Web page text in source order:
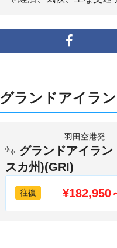
グランドアイラ
羽田空港発
グランドアイラン
スカ州)(GRI)
往復 ¥182,950